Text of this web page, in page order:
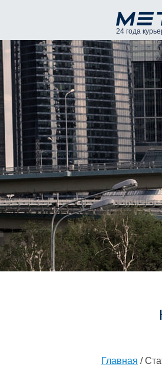
24 года
Главная /